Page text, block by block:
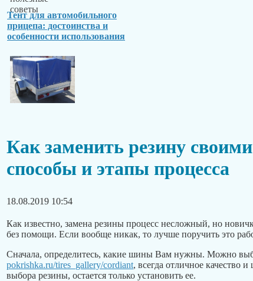
Тент для автомобильного
прицепа: достоинства и
особенности использования
Как заменить резину
способы и этапы процесса
18.08.2019 10:54
Как известно, замена резины процесс несложный, но
без помощи. Если вообще никак, то лучше поручить это
Сначала, определитесь, какие шины Вам нужны. Можно
pokrishka.ru/tires_gallery/cordiant, всегда отличное качество
выбора резины, остается только установить ее.